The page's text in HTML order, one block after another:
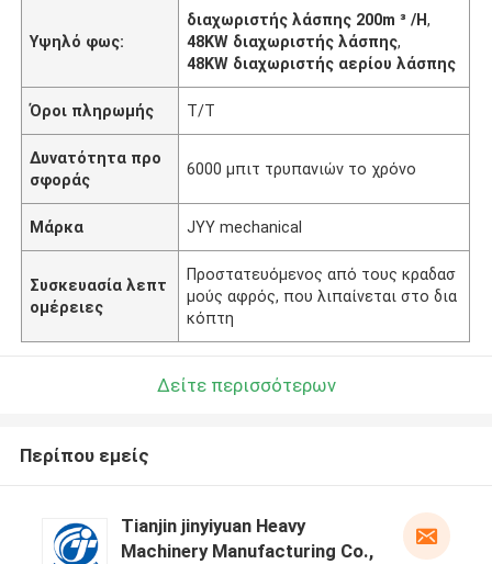
Υψηλό φως:
διαχωριστής λάσπης 200m ³ /H,
48KW διαχωριστής λάσπης,
48KW διαχωριστής αερίου λάσπης
Όροι πληρωμής T/T
Δυνατότητα προ
σφοράς
6000 μπιτ τρυπανιών το χρόνο
Μάρκα JYY mechanical
Συσκευασία λεπτ
ομέρειες
Προστατευόμενος από τους κραδασ
μούς αφρός, που λιπαίνεται στο δια
κόπτη
Δείτε περισσότερων
Περίπου εμείς
Tianjin jinyiyuan Heavy
Machinery Manufacturing Co.,